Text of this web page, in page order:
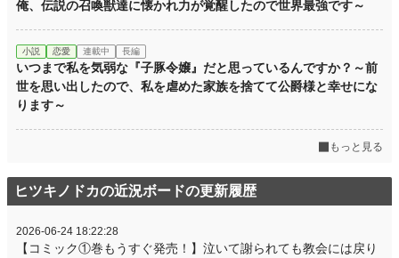
俺、伝説の召喚獣達に懐かれ力が覚醒したので世界最強です～
小説 恋愛 連載中 長編
いつまで私を気弱な『子豚令嬢』だと思っているんですか？～前
世を思い出したので、私を虐めた家族を捨てて公爵様と幸せにな
ります～
もっと見る
ヒツキノドカの近況ボードの更新履歴
2026-06-24 18:22:28
【コミック①巻もうすぐ発売！】泣いて謝られても教会には戻り